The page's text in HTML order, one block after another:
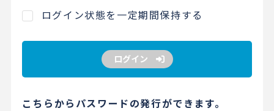
ログイン状態を一定期間保持する
ログイン
こちらからパスワードの発行ができます。